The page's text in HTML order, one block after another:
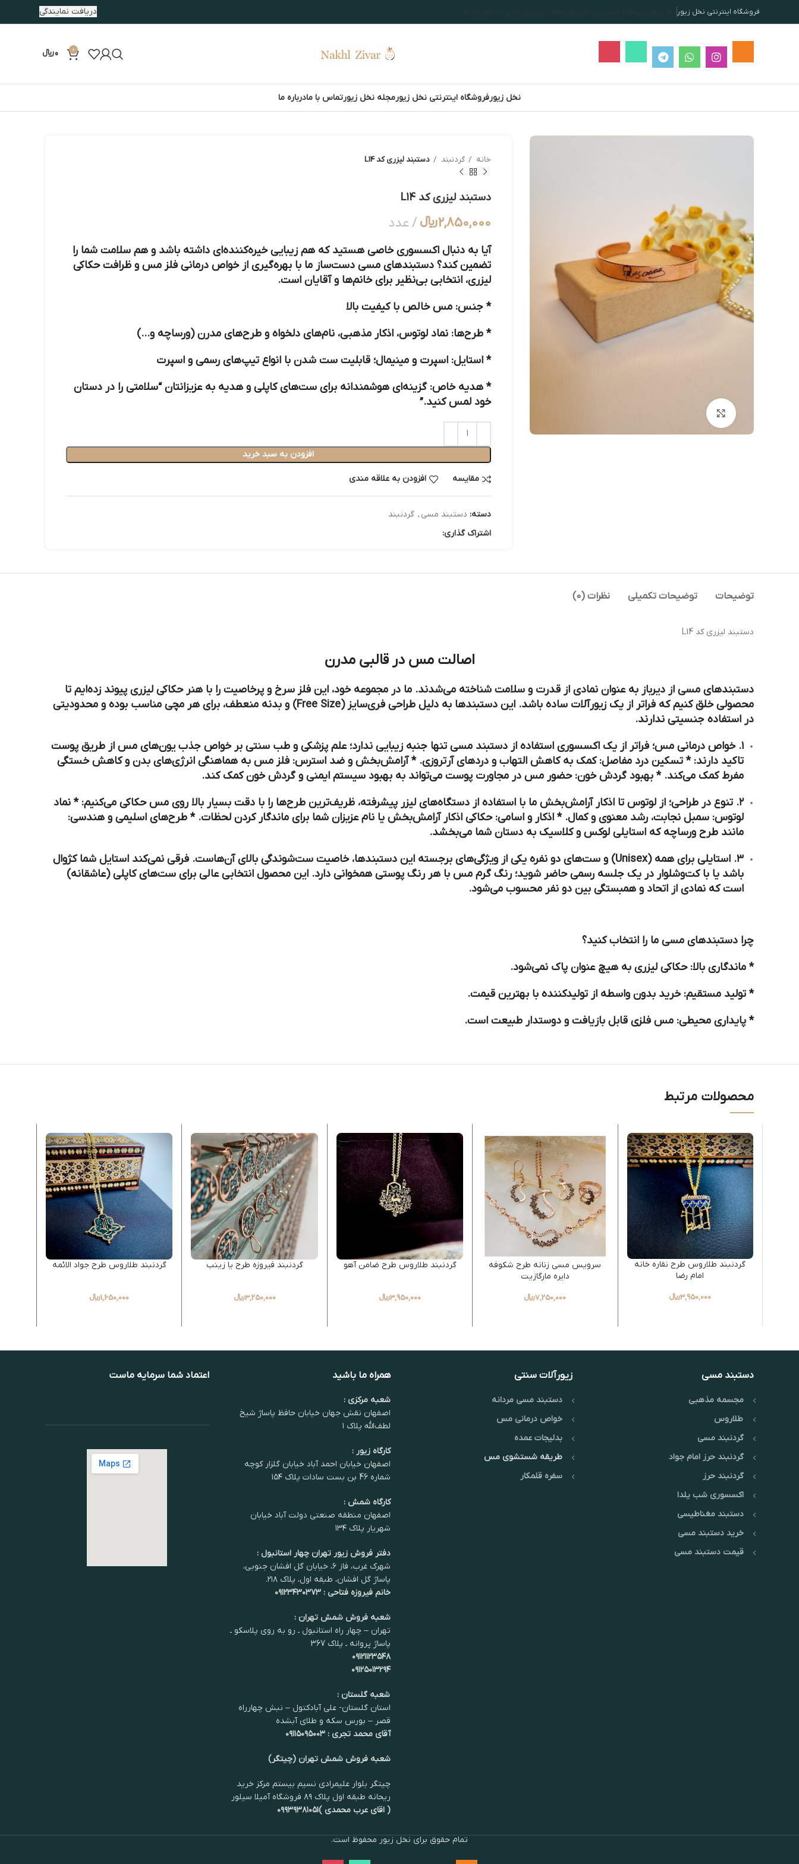
فروشگاه اینترنتی نخل زیور نخل زیور فروشگاه اینترنتی نخل زیور مجله نخل زیور تماس با مادرباره ما دریافت نمایندگی
0
0﷼
نخل زیورفروشگاه اینترنتی نخل زیورمجله نخل زیورتماس با مادرباره ما
خانه گردنبند دستبند لیزری کد L14
دستبند لیزری کد L14
2,850,000﷼ عدد
آیا به دنبال اکسسوری خاصی هستید که هم زیبایی خیره‌کننده‌ای داشته باشد و هم سلامت شما را
تضمین کند؟ دستبندهای مسی دست‌ساز ما با بهره‌گیری از خواص درمانی فلز مس و ظرافت حکاکی
لیزری، انتخابی بی‌نظیر برای خانم‌ها و آقایان است.
*جنس: مس خالص با کیفیت بالا
*طرح‌ها: نماد لوتوس، اذکار مذهبی، نام‌های دلخواه و طرح‌های مدرن (ورساچه و…)
*استایل: اسپرت و مینیمال؛ قابلیت ست شدن با انواع تیپ‌های رسمی و اسپرت
*هدیه خاص: گزینه‌ای هوشمندانه برای ست‌های کاپلی و هدیه به عزیزانتان“سلامتی را در دستان
خود لمس کنید.”
افزودن به سبد خرید
مقایسه افزودن به علاقه مندی
دسته: دستبند مسی , گردنبند
اشتراک گذاری:
توضیحات توضیحات تکمیلی نظرات (0)
دستبند لیزری کد L14
اصالت مس در قالبی مدرن
دستبندهای مسی از دیرباز به عنوان نمادی از قدرت و سلامت شناخته می‌شدند. ما در مجموعه خود، این فلز سرخ و پرخاصیت را با هنر حکاکی لیزری پیوند زده‌ایم تا
محصولی خلق کنیم که فراتر از یک زیورآلات ساده باشد. این دستبندها به دلیل طراحی فری‌سایز (Free Size) و بدنه منعطف، برای هر مچی مناسب بوده و محدودیتی
در استفاده جنسیتی ندارند.
۱. خواص درمانی مس؛ فراتر از یک اکسسوری استفاده از دستبند مسی تنها جنبه زیبایی ندارد؛ علم پزشکی و طب سنتی بر خواص جذب یون‌های مس از طریق پوست
تاکید دارند: * تسکین درد مفاصل:کمک به کاهش التهاب و دردهای آرتروزی. *آرامش‌بخش و ضد استرس: فلز مس به هماهنگی انرژی‌های بدن و کاهش خستگی
مفرط کمک می‌کند. * بهبود گردش خون: حضور مس در مجاورت پوست می‌تواند به بهبود سیستم ایمنی و گردش خون کمک کند.
۲. تنوع در طراحی؛ از لوتوس تا اذکار آرامش‌بخش ما با استفاده از دستگاه‌های لیزر پیشرفته، ظریف‌ترین طرح‌ها را با دقت بسیار بالا روی مس حکاکی می‌کنیم: *
نماد
لوتوس: سمبل نجابت، رشد معنوی و کمال. * اذکار و اسامی: حکاکی اذکار آرامش‌بخش یا نام عزیزان شما برای ماندگار کردن لحظات. * طرح‌های اسلیمی و هندسی:
مانند طرح ورساچه که استایلی لوکس و کلاسیک به دستان شما می‌بخشد.
۳. استایلی برای همه (Unisex) و ست‌های دو نفره یکی از ویژگی‌های برجسته این دستبندها، خاصیت
ست‌شوندگی بالای آن‌هاست. فرقی نمی‌کند استایل شما کژوال
باشد یا با کت‌وشلوار در یک جلسه رسمی حاضر شوید؛ رنگ گرم مس با هر رنگ پوستی همخوانی دارد. این محصول انتخابی عالی برای ست‌های کاپلی (عاشقانه)
است که نمادی از اتحاد و همبستگی بین دو نفر محسوب می‌شود.
چرا دستبندهای مسی ما را انتخاب کنید؟
* ماندگاری بالا: حکاکی لیزری به هیچ عنوان پاک نمی‌شود.
* تولید مستقیم: خرید بدون واسطه از تولیدکننده با بهترین قیمت.
* پایداری محیطی: مس فلزی قابل بازیافت و دوستدار طبیعت است.
محصولات مرتبط
گردنبند طلاروس طرح نقاره خانه
امام رضا
3,950,000﷼
سرویس مسی زنانه طرح شکوفه
دایره مارگازیت
7,250,000﷼
گردنبند طلاروس طرح ضامن آهو
3,950,000﷼
گردنبند فیروزه طرح یا زینب
3,250,000﷼
گردنبند طلاروس طرح جواد الائمه
1,650,000﷼
دستبند مسی
مجسمه مذهبی
طلاروس
گردنبند مسی
گردنبند حرز امام جواد
گردنبند حرز
اکسسوری شب یلدا
دستبند مغناطیسی
خرید دستبند مسی
قیمت دستبند مسی
زیورآلات سنتی
دستبند مسی مردانه
خواص درمانی مس
بدلیجات عمده
طریقه شستشوی مس
سفره قلمکار
همراه ما باشید
شعبه مرکزی :
اصفهان نقش جهان خیابان حافظ پاساژ شیخ
لطف‌الله پلاک ۱
کارگاه زیور :
اصفهان خیابان احمد آباد خیابان گلزار کوچه
شماره 46 بن بست سادات پلاک ۱۵۴
کارگاه شمش :
اصفهان منطقه صنعتی دولت آباد خیابان
شهریار پلاک ۱۳۴
دفتر فروش زیور تهران چهار استانبول :
شهرک غرب، فاز ۶، خیابان گل افشان جنوبی،
پاساژ گل افشان، طبقه اول، پلاک ۲۱۸.
خانم فیروزه فتاحی : ۰۹۱۲۳۴۳۰۳۷۳
شعبه فروش شمش تهران :
تهران – چهار راه استانبول ـ رو به روی پلاسکو ـ
پاساژ پروانه ـ پلاک 367
۰۹۱۲۱۱۲۳۵۴۸
۰۹۱۲۵۰۱۳۲۹۴
شعبه گلستان :
استان گلستان- علی آبادکتول – نبش چهارراه
قصر – بورس سکه و طلای آبشده
آقای محمد تجری : ۰۹۱۱۵۰۹۵۰۰۳
شعبه فروش شمش تهران (چیتگر)
چیتگر بلوار علیمرادی نسیم بیستم مرکز خرید
ریحانه طبقه اول پلاک ۸۹ فروشگاه آمیلا سیلور
( اقای عرب محمدی )۰۹۹۳۹۳۸۱۰۵۱
اعتماد شما سرمایه ماست
تمام حقوق برای نخل زیور محفوظ است.